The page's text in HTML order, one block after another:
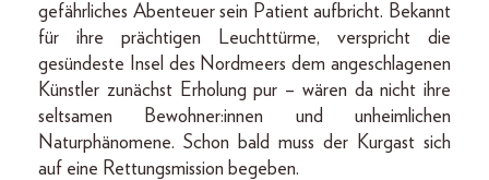
gefährliches Abenteuer sein Patient aufbricht. Bekannt
für ihre prächtigen Leuchttürme, verspricht die
gesündeste Insel des Nordmeers dem angeschlagenen
Künstler zunächst Erholung pur – wären da nicht ihre
seltsamen Bewohner:innen und unheimlichen
Naturphänomene. Schon bald muss der Kurgast sich
auf eine Rettungsmission begeben.